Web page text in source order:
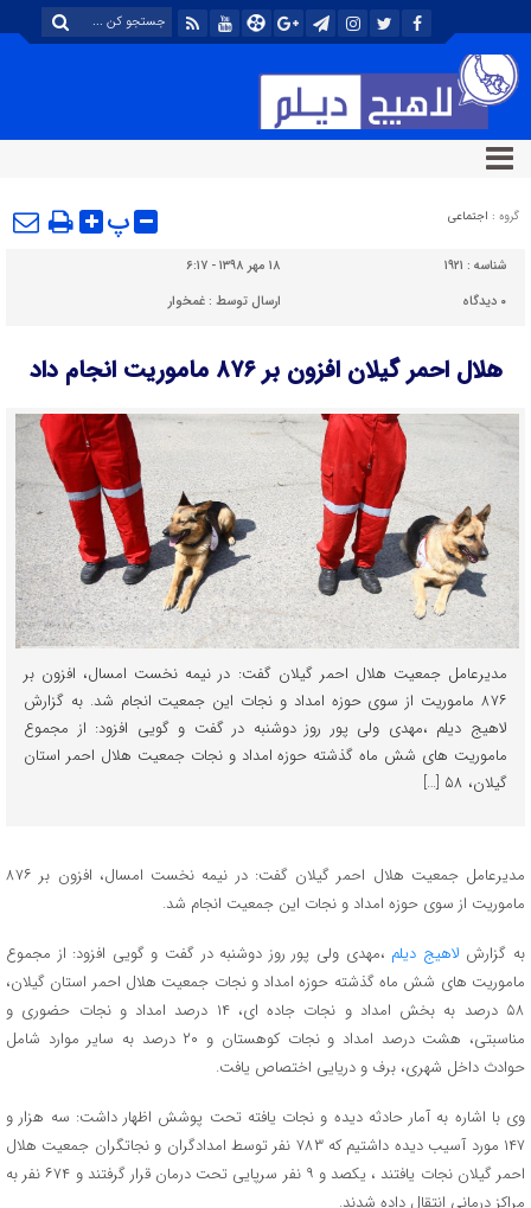
گروه : اجتماعی پ
شناسه : ۱۹۲۱
۱۸ مهر ۱۳۹۸ - ۶:۱۷
۰ دیدگاه ارسال توسط :غمخوار
هلال احمر گیلان افزون بر ۸۷۶ ماموریت انجام داد
مدیرعامل جمعیت هلال احمر گیلان گفت: در نیمه نخست امسال، افزون بر
۸۷۶ ماموریت از سوی حوزه امداد و نجات این جمعیت انجام شد. به گزارش
لاهیج دیلم ،مهدی ولی پور روز دوشنبه در گفت و گویی افزود: از مجموع
ماموریت های شش ماه گذشته حوزه امداد و نجات جمعیت هلال احمر استان
گیلان، ۵۸ […]
مدیرعامل جمعیت هلال احمر گیلان گفت: در نیمه نخست امسال، افزون بر ۸۷۶
ماموریت از سوی حوزه امداد و نجات این جمعیت انجام شد.
به گزارش لاهیج دیلم ،مهدی ولی پور روز دوشنبه در گفت و گویی افزود: از مجموع
ماموریت های شش ماه گذشته حوزه امداد و نجات جمعیت هلال احمر استان گیلان،
۵۸ درصد به بخش امداد و نجات جاده ای، ۱۴ درصد امداد و نجات حضوری و
مناسبتی، هشت درصد امداد و نجات کوهستان و ۲۰ درصد به سایر موارد شامل
حوادث داخل شهری، برف و دریایی اختصاص یافت.
وی با اشاره به آمار حادثه دیده و نجات یافته تحت پوشش اظهار داشت: سه هزار و
۱۴۷ مورد آسیب دیده داشتیم که ۷۸۳ نفر توسط امدادگران و نجاتگران جمعیت هلال
احمر گیلان نجات یافتند ، یکصد و ۹ نفر سرپایی تحت درمان قرار گرفتند و ۶۷۴ نفر به
مراکز درمانی انتقال داده شدند.